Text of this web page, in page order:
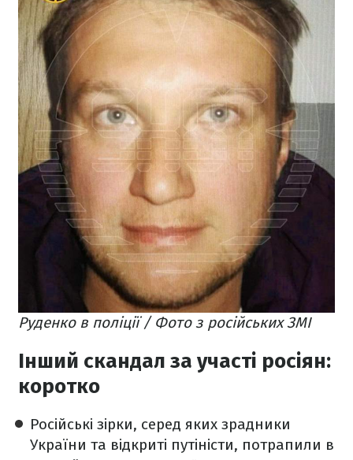
Руденко в поліції / Фото з російських ЗМІ
Інший скандал за участі росіян:
коротко
Російські зірки, серед яких зрадники
України та відкриті путіністи, потрапили в